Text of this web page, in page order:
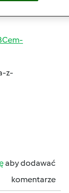
z-
aby dodawać
komentarze